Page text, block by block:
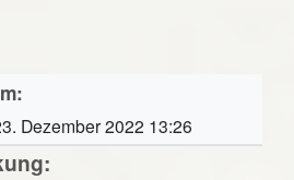
Dezember 2022 13:26